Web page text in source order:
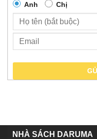
Anh Chị
NHÀ SÁCH DARUMA